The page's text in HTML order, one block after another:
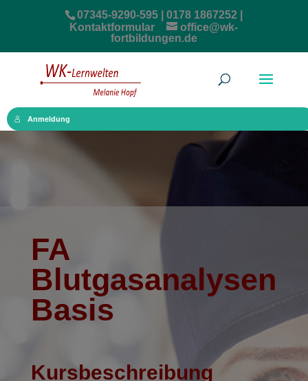
07345-9290-595 | 0178 1867252 |
Kontaktformular
office@wk-
fortbildungen.de
Anmeldung
FA
Blutgasanalysen
Basis
Kursbeschreibung